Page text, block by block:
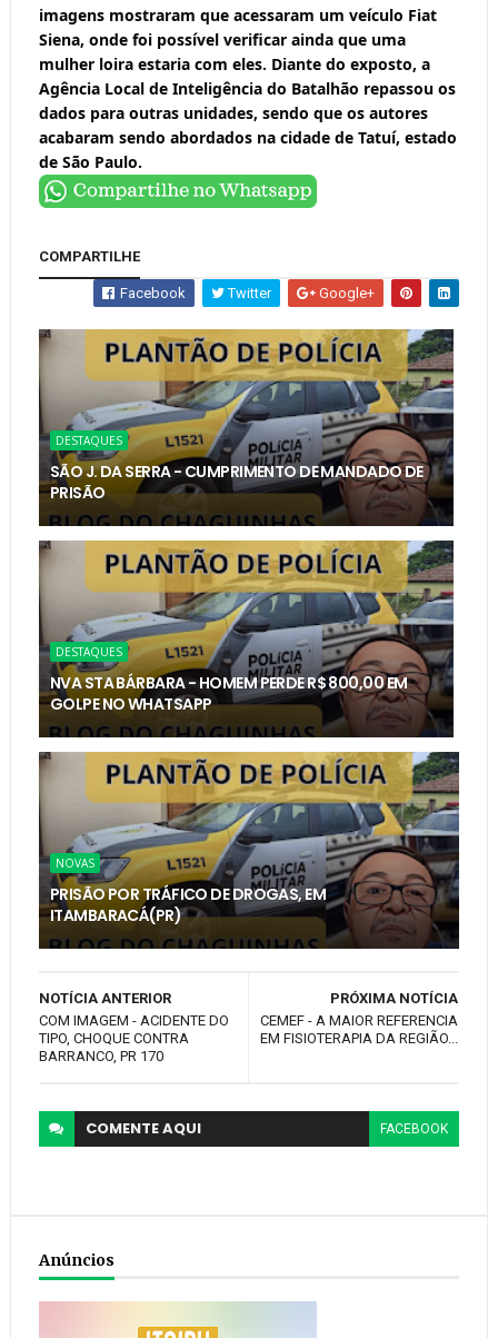
imagens mostraram que acessaram um veículo Fiat
Siena, onde foi possível verificar ainda que uma
mulher loira estaria com eles. Diante do exposto, a
Agência Local de Inteligência do Batalhão repassou os
dados para outras unidades, sendo que os autores
acabaram sendo abordados na cidade de Tatuí, estado
de São Paulo.
COMPARTILHE
Facebook Twitter Google+
DESTAQUES
SÃO J. DA SERRA - CUMPRIMENTO DE MANDADO DE
PRISÃO
DESTAQUES
NVA STA BÁRBARA - HOMEM PERDE R$ 800,00 EM
GOLPE NO WHATSAPP
NOVAS
PRISÃO POR TRÁFICO DE DROGAS, EM
ITAMBARACÁ(PR)
PRÓXIMA NOTÍCIA
CEMEF - A MAIOR REFERENCIA
EM FISIOTERAPIA DA REGIÃO...
NOTÍCIA ANTERIOR
COM IMAGEM - ACIDENTE DO
TIPO, CHOQUE CONTRA
BARRANCO, PR 170
COMENTEAQUI FACEBOOK
Anúncios